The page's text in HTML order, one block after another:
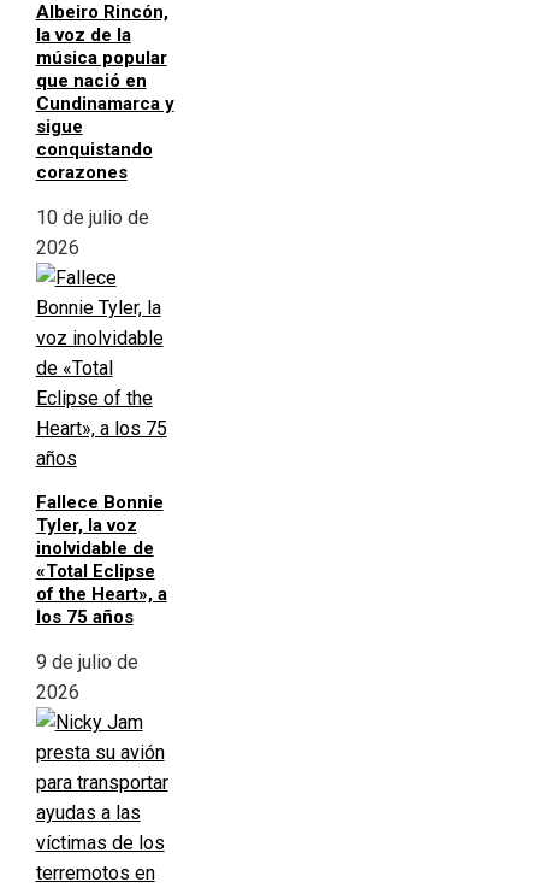
Albeiro Rincón,
la voz de la
música popular
que nació en
Cundinamarca y
sigue
conquistando
corazones
10 de julio de
2026
Fallece Bonnie
Tyler, la voz
inolvidable de
«Total Eclipse
of the Heart», a
los 75 años
9 de julio de
2026